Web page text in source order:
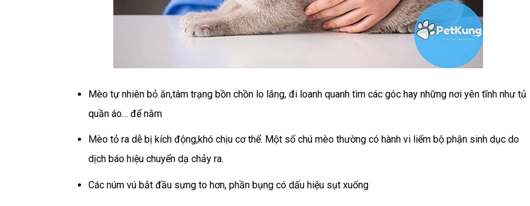
Mèo tự nhiên bỏ ăn,tâm trạng bồn chồn lo lắng, đi loanh quanh tìm các góc hay những nơi yên tĩnh như tủ
quần áo… để nằm
Mèo tỏ ra dễ bị kích động,khó chịu cơ thể. Một số chú mèo thường có hành vi liếm bộ phận sinh dục do
dịch báo hiệu chuyển dạ chảy ra.
Các núm vú bắt đầu sưng to hơn, phần bụng có dấu hiệu sụt xuống